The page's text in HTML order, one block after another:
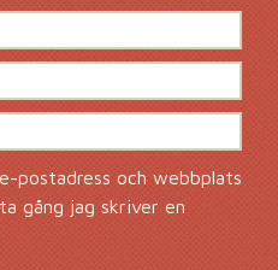
postadress och webbplats
gång jag skriver en